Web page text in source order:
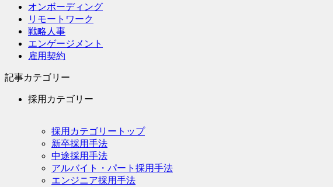
オンボーディング
リモートワーク
戦略人事
エンゲージメント
雇用契約
記事カテゴリー
採用カテゴリー
採用カテゴリートップ
新卒採用手法
中途採用手法
アルバイト・パート採用手法
エンジニア採用手法